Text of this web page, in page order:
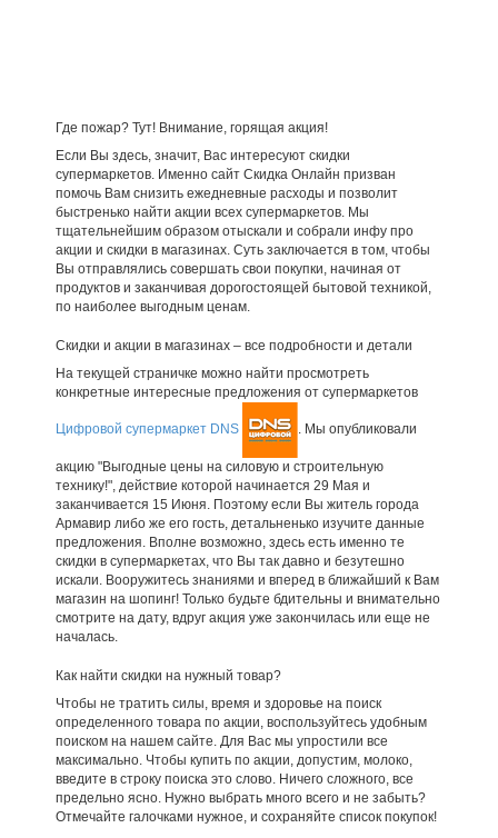
Где пожар? Тут! Внимание, горящая акция!
Если Вы здесь, значит, Вас интересуют скидки
супермаркетов. Именно сайт Скидка Онлайн призван
помочь Вам снизить ежедневные расходы и позволит
быстренько найти акции всех супермаркетов. Мы
тщательнейшим образом отыскали и собрали инфу про
акции и скидки в магазинах. Суть заключается в том, чтобы
Вы отправлялись совершать свои покупки, начиная от
продуктов и заканчивая дорогостоящей бытовой техникой,
по наиболее выгодным ценам.
Скидки и акции в магазинах – все подробности и детали
На текущей страничке можно найти просмотреть
конкретные интересные предложения от супермаркетов
Цифровой супермаркет DNS . Мы опубликовали
акцию "Выгодные цены на силовую и строительную
технику!", действие которой начинается 29 Мая и
заканчивается 15 Июня. Поэтому если Вы житель города
Армавир либо же его гость, детальненько изучите данные
предложения. Вполне возможно, здесь есть именно те
скидки в супермаркетах, что Вы так давно и безутешно
искали. Вооружитесь знаниями и вперед в ближайший к Вам
магазин на шопинг! Только будьте бдительны и внимательно
смотрите на дату, вдруг акция уже закончилась или еще не
началась.
Как найти скидки на нужный товар?
Чтобы не тратить силы, время и здоровье на поиск
определенного товара по акции, воспользуйтесь удобным
поиском на нашем сайте. Для Вас мы упростили все
максимально. Чтобы купить по акции, допустим, молоко,
введите в строку поиска это слово. Ничего сложного, все
предельно ясно. Нужно выбрать много всего и не забыть?
Отмечайте галочками нужное, и сохраняйте список покупок!